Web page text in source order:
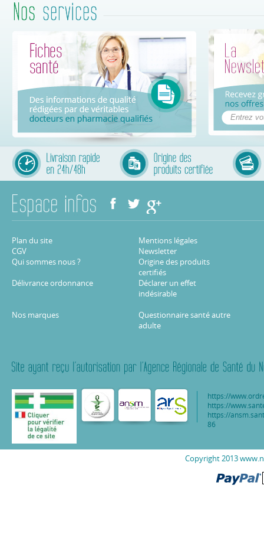
Plan du site
Mentions légales
CGV
Newsletter
Qui sommes nous ?
Origine des produits
certifiés
Délivrance ordonnance
Déclarer un effet
indésirable
Nos marques
Questionnaire santé autre
adulte
https://
https://
https://
86
Copyright 2013